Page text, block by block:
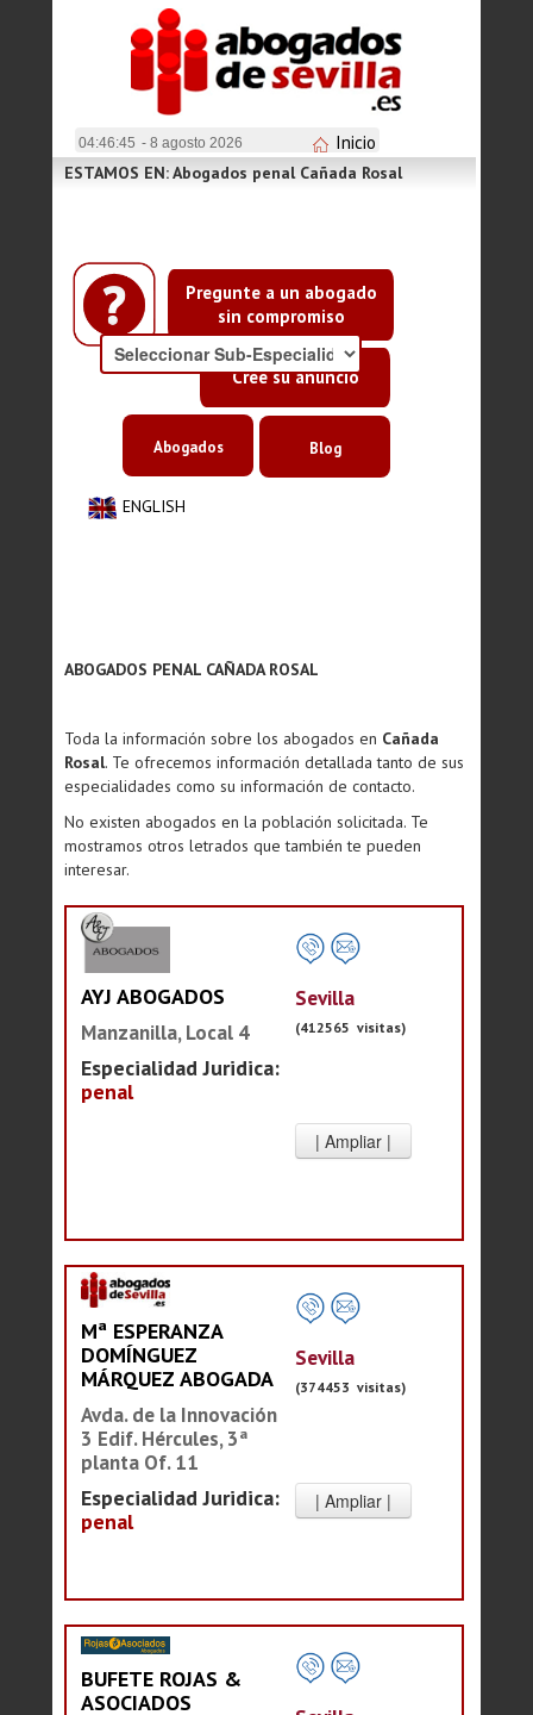
04:46:46 - 8 agosto 2026 Inicio
Pregunte a un abogado
sin compromiso
Cree su anuncio
ESTAMOS EN: Abogados penal Cañada Rosal
ENGLISH
Abogados Blog
ABOGADOS PENAL CAÑADA ROSAL
Toda la información sobre los abogados en Cañada
Rosal. Te ofrecemos información detallada tanto de sus
especialidades como su información de contacto.
No existen abogados en la población solicitada. Te
mostramos otros letrados que también te pueden
interesar.
AYJ ABOGADOS
Manzanilla, Local 4
Especialidad Juridica:
penal
Sevilla
(412565 visitas)
Mª ESPERANZA
DOMÍNGUEZ
MÁRQUEZ ABOGADA
Avda. de la Innovación
3 Edif. Hércules, 3ª
planta Of. 11
Especialidad Juridica:
penal
Sevilla
(374453 visitas)
BUFETE ROJAS &
ASOCIADOS